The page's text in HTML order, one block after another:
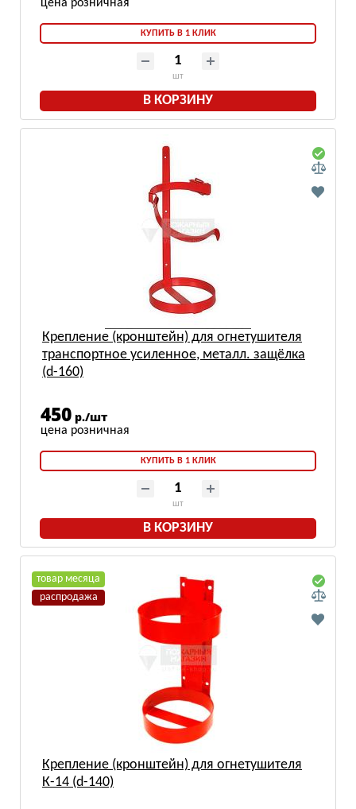
КУПИТЬ В 1 КЛИК
шт
В КОРЗИНУ
Крепление (кронштейн) для огнетушителя
транспортное усиленное, металл. защёлка
(d-160)
450 р./шт
КУПИТЬ В 1 КЛИК
шт
В КОРЗИНУ
товар месяца
распродажа
Крепление (кронштейн) для огнетушителя
К-14 (d-140)